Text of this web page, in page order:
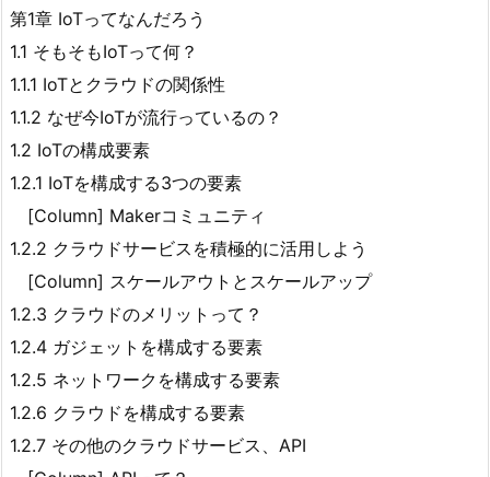
第1章 IoTってなんだろう
1.1 そもそもIoTって何？
1.1.1 IoTとクラウドの関係性
1.1.2 なぜ今IoTが流行っているの？
1.2 IoTの構成要素
1.2.1 IoTを構成する3つの要素
[Column] Makerコミュニティ
1.2.2 クラウドサービスを積極的に活用しよう
[Column] スケールアウトとスケールアップ
1.2.3 クラウドのメリットって？
1.2.4 ガジェットを構成する要素
1.2.5 ネットワークを構成する要素
1.2.6 クラウドを構成する要素
1.2.7 その他のクラウドサービス、API